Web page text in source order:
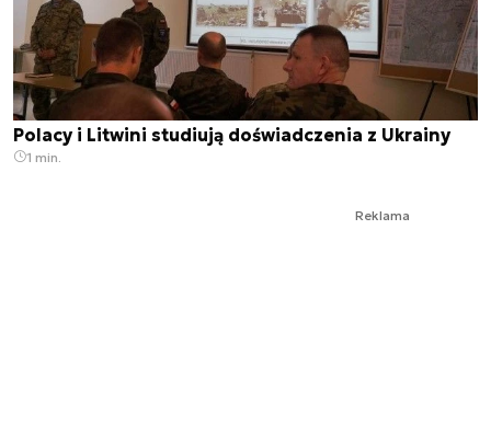
Polacy i Litwini studiują doświadczenia z Ukrainy
1 min.
Reklama